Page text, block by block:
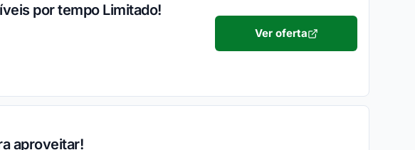
por tempo Limitado!
Ver oferta
aproveitar!